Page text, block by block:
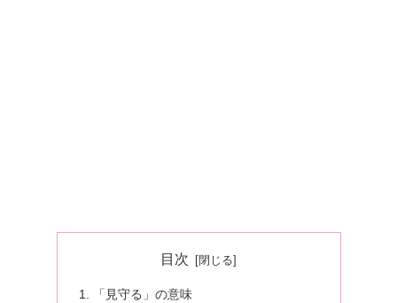
目次
「見守る」の意味